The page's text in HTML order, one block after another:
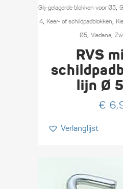
Glij-gelagerde blokken voor Ø5,
4, Keer- of schildpad­­blokken,
Ø5, Viadana,
RVS
lijn Ø
€
Verlanglijst